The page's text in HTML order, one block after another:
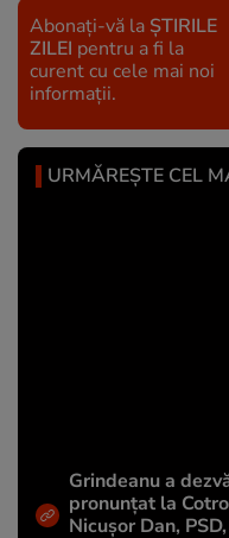
Abonați-vă la ȘTIRILE
ZILEI pentru a fi la
curent cu cele mai noi
informații.
URMĂREȘTE CEL
Grindeanu a
pronunțat la
Nicușor Dan,